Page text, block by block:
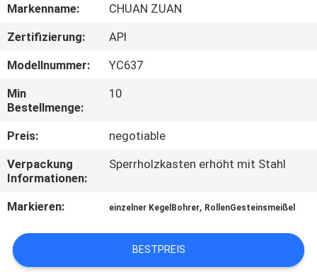
AUSFLUG
QUALITÄTSKONTROLLE
TRETEN
SIE
MIT
UNS
IN
VERBINDUNG
Markenname:
CHUAN ZUAN
Zertifizierung:
API
Modellnummer:
YC637
Min
Bestellmenge:
10
Preis:
negotiable
Verpackung
Informationen:
Sperrholzkasten erhöht mit Stahl
Markieren: einzelner KegelBohrer, RollenGesteinsmeißel
BESTPREIS